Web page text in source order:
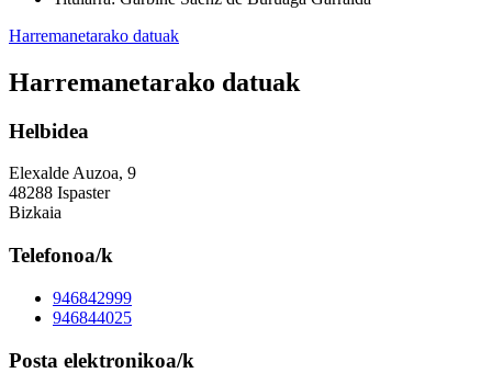
Harremanetarako datuak
Harremanetarako datuak
Helbidea
Elexalde Auzoa, 9
48288 Ispaster
Bizkaia
Telefonoa/k
946842999
946844025
Posta elektronikoa/k